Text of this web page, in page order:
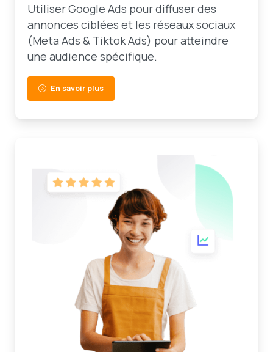
Utiliser Google Ads pour diffuser des
annonces ciblées et les réseaux sociaux
(Meta Ads & Tiktok Ads) pour atteindre
une audience spécifique.
En savoir plus